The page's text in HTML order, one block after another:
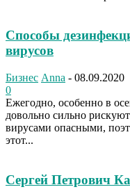
Способы
вирусов
Бизнес Anna - 08.09.2020
0
Ежегодно, особенно в
довольно сильно
вирусами опасными,
этот...
Сергей Петрович